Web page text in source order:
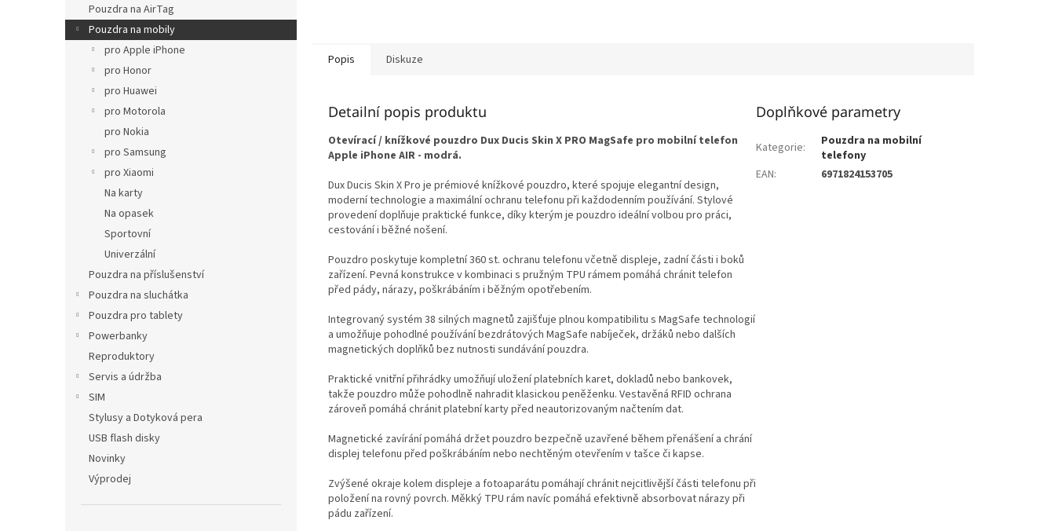
Pouzdra na AirTag
Pouzdra na mobily
pro Apple iPhone
pro Honor
pro Huawei
pro Motorola
pro Nokia
pro Samsung
pro Xiaomi
Na karty
Na opasek
Sportovní
Univerzální
Pouzdra na příslušenství
Pouzdra na sluchátka
Pouzdra pro tablety
Powerbanky
Reproduktory
Servis a údržba
SIM
Stylusy a Dotyková pera
USB flash disky
Novinky
Výprodej
Popis Diskuze
Detailní popis produktu
Otevírací / knížkové pouzdro Dux Ducis Skin X PRO MagSafe pro mobilní telefon
Apple iPhone AIR - modrá.
Dux Ducis Skin X Pro je prémiové knížkové pouzdro, které spojuje elegantní design,
moderní technologie a maximální ochranu telefonu při každodenním používání. Stylové
provedení doplňuje praktické funkce, díky kterým je pouzdro ideální volbou pro práci,
cestování i běžné nošení.
Pouzdro poskytuje kompletní 360 st. ochranu telefonu včetně displeje, zadní části i boků
zařízení. Pevná konstrukce v kombinaci s pružným TPU rámem pomáhá chránit telefon
před pády, nárazy, poškrábáním i běžným opotřebením.
Integrovaný systém 38 silných magnetů zajišťuje plnou kompatibilitu s MagSafe technologií
a umožňuje pohodlné používání bezdrátových MagSafe nabíječek, držáků nebo dalších
magnetických doplňků bez nutnosti sundávání pouzdra.
Praktické vnitřní přihrádky umožňují uložení platebních karet, dokladů nebo bankovek,
takže pouzdro může pohodlně nahradit klasickou peněženku. Vestavěná RFID ochrana
zároveň pomáhá chránit platební karty před neautorizovaným načtením dat.
Magnetické zavírání pomáhá držet pouzdro bezpečně uzavřené během přenášení a chrání
displej telefonu před poškrábáním nebo nechtěným otevřením v tašce či kapse.
Zvýšené okraje kolem displeje a fotoaparátu pomáhají chránit nejcitlivější části telefonu při
položení na rovný povrch. Měkký TPU rám navíc pomáhá efektivně absorbovat nárazy při
pádu zařízení.
Doplňkové parametry
Kategorie:
Pouzdra na mobilní
telefony
EAN: 6971824153705